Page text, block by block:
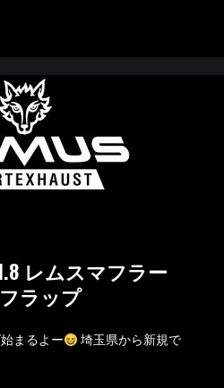
レムスマフラー
フラップ
まるよー
埼玉県から新規で